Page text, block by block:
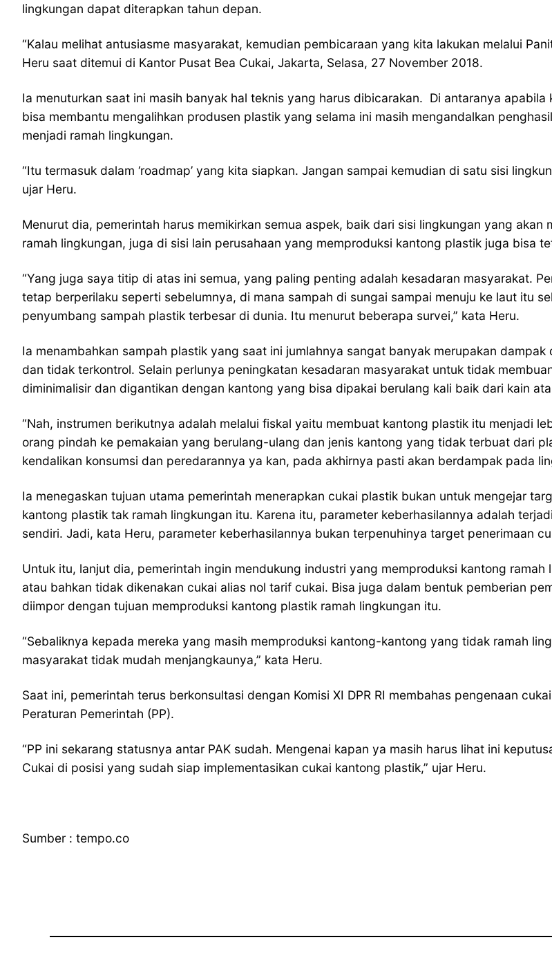
lingkungan dapat diterapkan tahun depan.
“Kalau melihat antusiasme masyarakat, kemudian pembicaraan yang kita lakukan melalui
Heru saat ditemui di Kantor Pusat Bea Cukai, Jakarta, Selasa, 27 November 2018.
Ia menuturkan saat ini masih banyak hal teknis yang harus dibicarakan. Di antaranya
bisa membantu mengalihkan produsen plastik yang selama ini masih mengandalkan
menjadi ramah lingkungan.
“Itu termasuk dalam ‘roadmap’ yang kita siapkan. Jangan sampai kemudian di satu sisi
ujar Heru.
Menurut dia, pemerintah harus memikirkan semua aspek, baik dari sisi lingkungan yang
ramah lingkungan, juga di sisi lain perusahaan yang memproduksi kantong plastik juga bisa
“Yang juga saya titip di atas ini semua, yang paling penting adalah kesadaran masyarakat.
tetap berperilaku seperti sebelumnya, di mana sampah di sungai sampai menuju ke laut itu
penyumbang sampah plastik terbesar di dunia. Itu menurut beberapa survei,” kata Heru.
Ia menambahkan sampah plastik yang saat ini jumlahnya sangat banyak merupakan
dan tidak terkontrol. Selain perlunya peningkatan kesadaran masyarakat untuk tidak
diminimalisir dan digantikan dengan kantong yang bisa dipakai berulang kali baik dari kain
“Nah, instrumen berikutnya adalah melalui fiskal yaitu membuat kantong plastik itu menjadi
orang pindah ke pemakaian yang berulang-ulang dan jenis kantong yang tidak terbuat dari
kendalikan konsumsi dan peredarannya ya kan, pada akhirnya pasti akan berdampak pada
Ia menegaskan tujuan utama pemerintah menerapkan cukai plastik bukan untuk mengejar
kantong plastik tak ramah lingkungan itu. Karena itu, parameter keberhasilannya adalah
sendiri. Jadi, kata Heru, parameter keberhasilannya bukan terpenuhinya target penerimaan
Untuk itu, lanjut dia, pemerintah ingin mendukung industri yang memproduksi kantong
atau bahkan tidak dikenakan cukai alias nol tarif cukai. Bisa juga dalam bentuk pemberian
diimpor dengan tujuan memproduksi kantong plastik ramah lingkungan itu.
“Sebaliknya kepada mereka yang masih memproduksi kantong-kantong yang tidak ramah
masyarakat tidak mudah menjangkaunya,” kata Heru.
Saat ini, pemerintah terus berkonsultasi dengan Komisi XI DPR RI membahas pengenaan
Peraturan Pemerintah (PP).
“PP ini sekarang statusnya antar PAK sudah. Mengenai kapan ya masih harus lihat ini
Cukai di posisi yang sudah siap implementasikan cukai kantong plastik,” ujar Heru.
Sumber : tempo.co